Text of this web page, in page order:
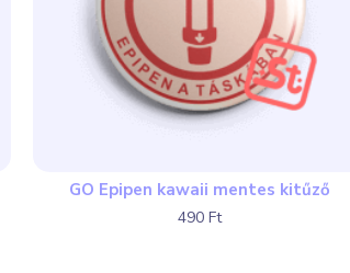
GO Epipen kawaii mentes kitűző
490 Ft